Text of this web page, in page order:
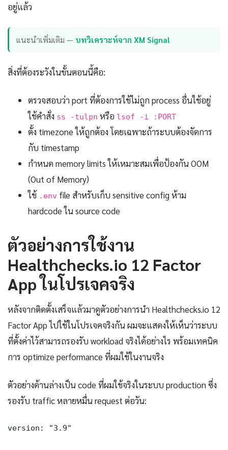
อยู่แล้ว
แนะนำเพิ่มเติม — บทวิเคราะห์จาก XM Signal
สิ่งที่ต้องระวังในขั้นตอนนี้คือ:
ตรวจสอบว่า port ที่ต้องการใช้ไม่ถูก process อื่นใช้อยู่
ใช้คำสั่ง ss -tulpn หรือ lsof -i :PORT
ตั้ง timezone ให้ถูกต้อง โดยเฉพาะถ้าระบบต้องจัดการ
กับ timestamp
กำหนด memory limits ให้เหมาะสมเพื่อป้องกัน OOM
(Out of Memory)
ใช้ .env file สำหรับเก็บ sensitive config ห้าม
hardcode ใน source code
ตัวอย่างการใช้งาน
Healthchecks.io 12 Factor
App ในโปรเจคจริง
หลังจากติดตั้งเสร็จแล้วมาดูตัวอย่างการนำ Healthchecks.io 12
Factor App ไปใช้ในโปรเจคจริงกัน ผมจะแสดงให้เห็นว่าระบบ
ที่ตั้งค่าไว้สามารถรองรับ workload จริงได้อย่างไร พร้อมเทคนิค
การ optimize performance ที่ผมใช้ในงานจริง
ตัวอย่างด้านล่างเป็น code ที่ผมใช้จริงในระบบ production ซึ่ง
รองรับ traffic หลายหมื่น request ต่อวัน:
version: "3.9"